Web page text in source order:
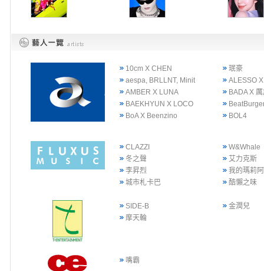
10cm X CHEN
珉豪
aespa, BRLLNT, Minit
ALESSO
AMBER X LUNA
BADA X
BAEKHYUN X LOCO
BoA X Beenzino
BOL4
CLAZZI
W&Whale
冬之聲
艾力克斯
李昇烈
我的瑪莉
城市札卡巴
酷懶之味
SIDE-B
金潤兒
摩天輪
嘴霸